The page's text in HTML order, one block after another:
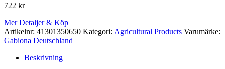
722 kr
Mer Detaljer & Köp
Artikelnr: 41301350650 Kategori: Agricultural Products Varumärke:
Gabiona Deutschland
Beskrivning